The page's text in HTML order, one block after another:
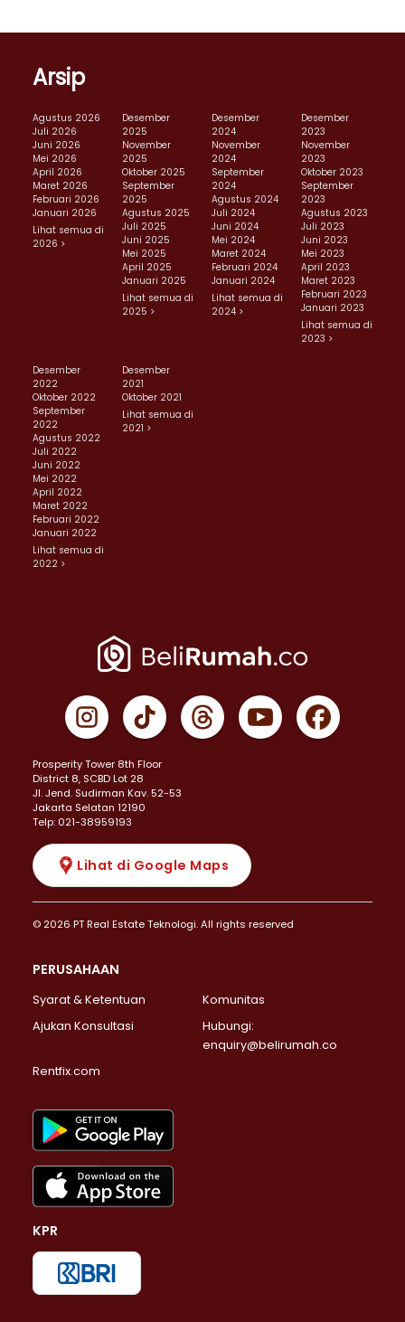
Arsip
Agustus 2026
Juli 2026
Juni 2026
Mei 2026
April 2026
Maret 2026
Februari 2026
Januari 2026
Lihat semua di
2026 >
Desember
2025
November
2025
Oktober 2025
September
2025
Agustus 2025
Juli 2025
Juni 2025
Mei 2025
April 2025
Januari 2025
Lihat semua di
2025 >
Desember
2024
November
2024
September
2024
Agustus 2024
Juli 2024
Juni 2024
Mei 2024
Maret 2024
Februari 2024
Januari 2024
Lihat semua di
2024 >
Desember
2023
November
2023
Oktober 2023
September
2023
Agustus 2023
Juli 2023
Juni 2023
Mei 2023
April 2023
Maret 2023
Februari 2023
Januari 2023
Lihat semua di
2023 >
Desember
2022
Oktober 2022
September
2022
Agustus 2022
Juli 2022
Juni 2022
Mei 2022
April 2022
Maret 2022
Februari 2022
Januari 2022
Lihat semua di
2022 >
Desember
2021
Oktober 2021
Lihat semua di
2021 >
Prosperity Tower 8th Floor
District 8, SCBD Lot 28
JI. Jend. Sudirman Kav. 52-53
Jakarta Selatan 12190
Telp: 021-38959193
Lihat di Google Maps
© 2026 PT Real Estate Teknologi. All rights reserved
PERUSAHAAN
Syarat & Ketentuan
Komunitas
Ajukan Konsultasi
Hubungi:
enquiry@belirumah.co
Rentfix.com
KPR